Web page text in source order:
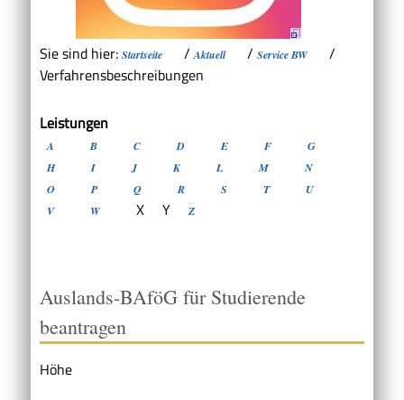
Sie sind hier: Startseite /Aktuell / Service BW
/
Verfahrensbeschreibungen
Leistungen
A B C D E F
G
H
I J K L M
N
O
P Q R S T
U
V
W X Y Z
Auslands-BAföG für Studierende
beantragen
Höhe